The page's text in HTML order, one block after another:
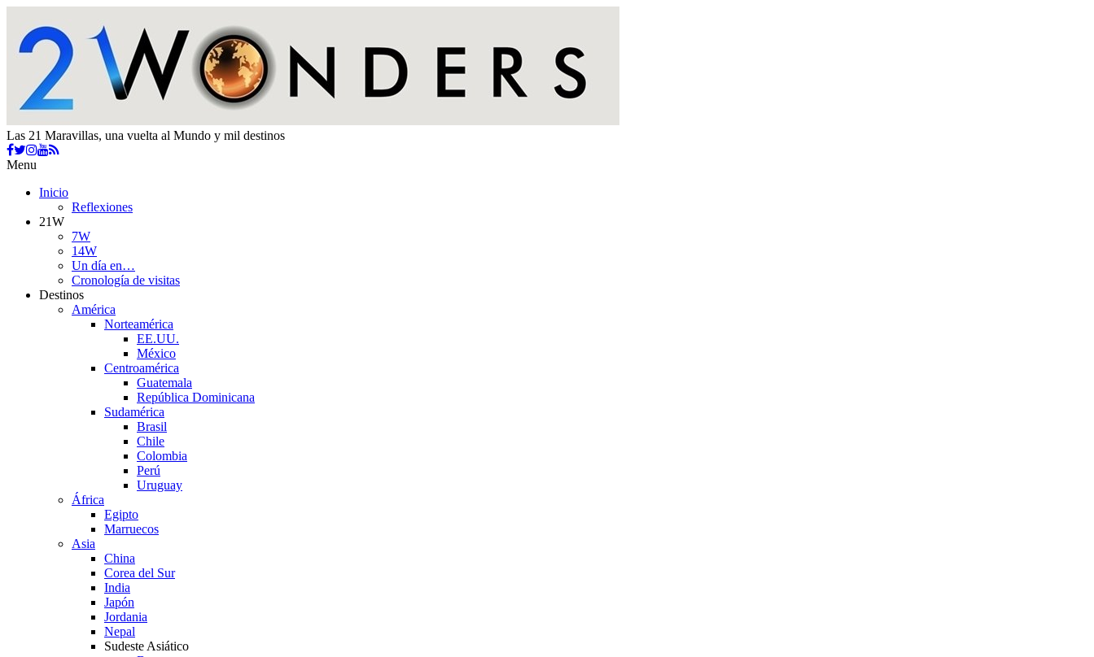
Las 21 Maravillas, una vuelta al Mundo y mil destinos
Menu
Inicio
Reflexiones
21W
7W
14W
Un día en…
Cronología de visitas
Destinos
América
Norteamérica
EE.UU.
México
Centroamérica
Guatemala
República Dominicana
Sudamérica
Brasil
Chile
Colombia
Perú
Uruguay
África
Egipto
Marruecos
Asia
China
Corea del Sur
India
Japón
Jordania
Nepal
Sudeste Asiático